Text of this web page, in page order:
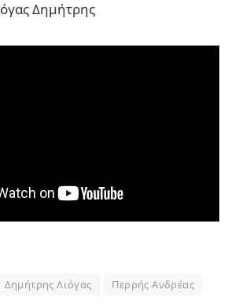
Δημήτρης
Δημήτρης Λιόγας Περρής Ανδρέας